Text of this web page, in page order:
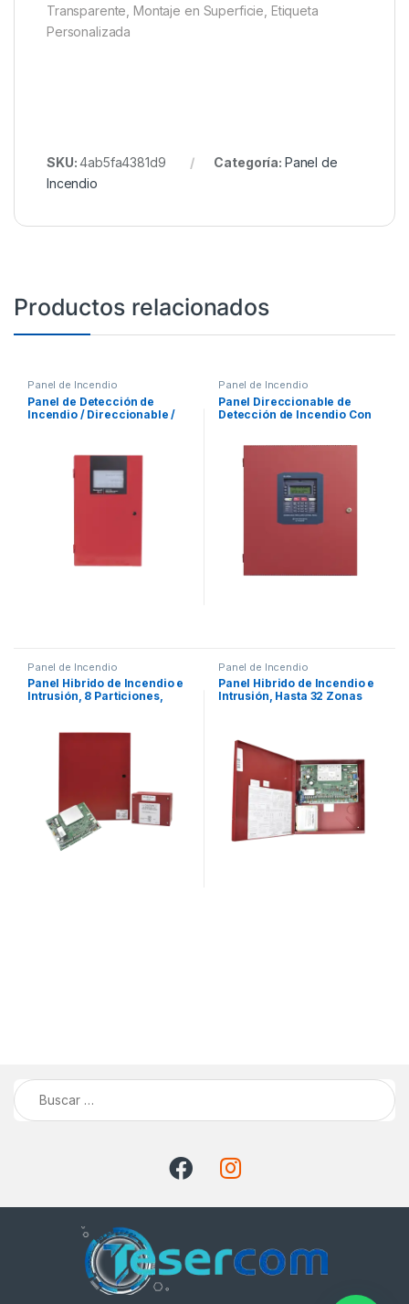
Transparente, Montaje en Superficie, Etiqueta
Personalizada
SKU:4ab5fa4381d9 Categoría: Panel de
Incendio
Productos relacionados
Panel de Incendio
Panel de Detección de
Incendio / Direccionable /
con Tecnología SK / 127
Combinación con
Tecnología SD
Panel de Incendio
Panel Direccionable de
Detección de Incendio Con
Panel de Incendio
Panel Hibrido de Incendio e
Intrusión, 8 Particiones,
Total Connect
Panel de Incendio
Panel Hibrido de Incendio e
Intrusión, Hasta 32 Zonas
AlarmNet y Total Connect
Buscar: